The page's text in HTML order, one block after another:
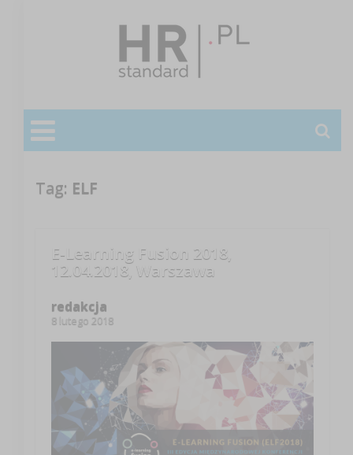
Tag: ELF
E-Learning Fusion 2018,
12.04.2018, Warszawa
redakcja
8 lutego 2018